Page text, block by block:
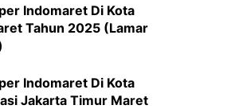
Indomaret Di Kota
Tahun 2025 (Lamar
Indomaret Di Kota
Jakarta Timur Maret